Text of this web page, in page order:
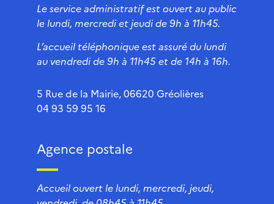
Le service administratif est ouvert au public
le lundi, mercredi et jeudi de 9h à 11h45.
L’accueil téléphonique est assuré du lundi
au vendredi de 9h à 11h45 et de 14h à 16h.
5 Rue de la Mairie, 06620 Gréolières
04 93 59 95 16
Agence postale
Accueil ouvert le lundi, mercredi, jeudi,